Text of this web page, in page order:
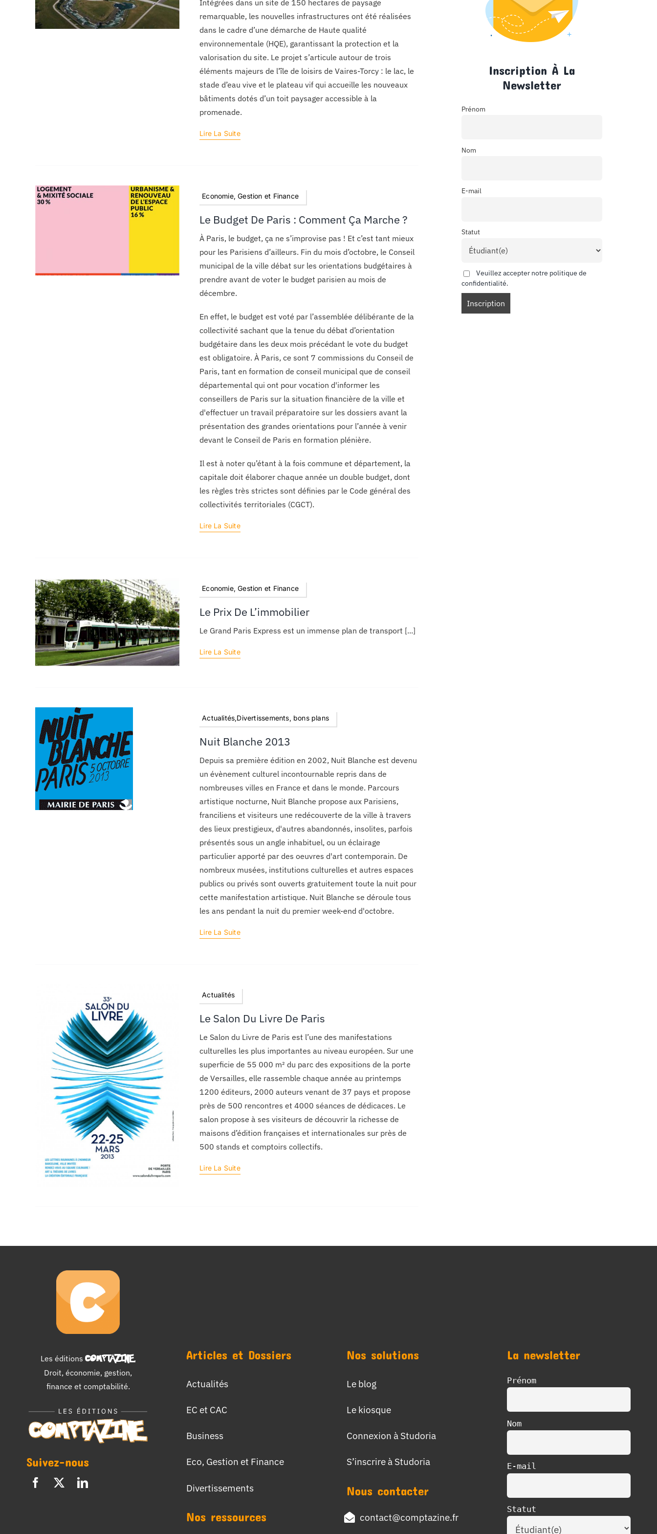
Intégrées dans un site de 150 hectares de paysage
remarquable, les nouvelles infrastructures ont été réalisées
dans le cadre d’une démarche de Haute qualité
environnementale (HQE), garantissant la protection et la
valorisation du site. Le projet s’articule autour de trois
éléments majeurs de l’île de loisirs de Vaires-Torcy : le lac, le
stade d’eau vive et le plateau vif qui accueille les nouveaux
bâtiments dotés d’un toit paysager accessible à la
promenade.
Lire La Suite
Economie, Gestion et Finance
Le Budget De Paris : Comment Ça Marche ?
À Paris, le budget, ça ne s’improvise pas ! Et c’est tant mieux
pour les Parisiens d’ailleurs. Fin du mois d’octobre, le Conseil
municipal de la ville débat sur les orientations budgétaires à
prendre avant de voter le budget parisien au mois de
décembre.
En effet, le budget est voté par l’assemblée délibérante de la
collectivité sachant que la tenue du débat d’orientation
budgétaire dans les deux mois précédant le vote du budget
est obligatoire. À Paris, ce sont 7 commissions du Conseil de
Paris, tant en formation de conseil municipal que de conseil
départemental qui ont pour vocation d'informer les
conseillers de Paris sur la situation financière de la ville et
d'effectuer un travail préparatoire sur les dossiers avant la
présentation des grandes orientations pour l’année à venir
devant le Conseil de Paris en formation plénière.
Il est à noter qu’étant à la fois commune et département, la
capitale doit élaborer chaque année un double budget, dont
les règles très strictes sont définies par le Code général des
collectivités territoriales (CGCT).
Lire La Suite
Economie, Gestion et Finance
Le Prix De L’immobilier
Le Grand Paris Express est un immense plan de transport [...]
Lire La Suite
Actualités,Divertissements, bons plans
Nuit Blanche 2013
Depuis sa première édition en 2002, Nuit Blanche est devenu
un évènement culturel incontournable repris dans de
nombreuses villes en France et dans le monde. Parcours
artistique nocturne, Nuit Blanche propose aux Parisiens,
franciliens et visiteurs une redécouverte de la ville à travers
des lieux prestigieux, d'autres abandonnés, insolites, parfois
présentés sous un angle inhabituel, ou un éclairage
particulier apporté par des oeuvres d'art contemporain. De
nombreux musées, institutions culturelles et autres espaces
publics ou privés sont ouverts gratuitement toute la nuit pour
cette manifestation artistique. Nuit Blanche se déroule tous
les ans pendant la nuit du premier week-end d'octobre.
Lire La Suite
Actualités
Le Salon Du Livre De Paris
Le Salon du Livre de Paris est l’une des manifestations
culturelles les plus importantes au niveau européen. Sur une
superficie de 55 000 m² du parc des expositions de la porte
de Versailles, elle rassemble chaque année au printemps
1200 éditeurs, 2000 auteurs venant de 37 pays et propose
près de 500 rencontres et 4000 séances de dédicaces. Le
salon propose à ses visiteurs de découvrir la richesse de
maisons d’édition françaises et internationales sur près de
500 stands et comptoirs collectifs.
Lire La Suite
Inscription À La
Newsletter
Prénom
Nom
E-mail
Statut
Veuillez accepter notre politique de
confidentialité.
Les éditions COMPTAZINE.
Droit, économie, gestion,
finance et comptabilité.
Suivez-nous
Articles et Dossiers
Actualités
EC et CAC
Business
Eco, Gestion et Finance
Divertissements
Nos ressources
Nos solutions
Le blog
Le kiosque
Connexion à Studoria
S’inscrire à Studoria
Nous contacter
contact@comptazine.fr
La newsletter
Prénom
Nom
E-mail
Statut